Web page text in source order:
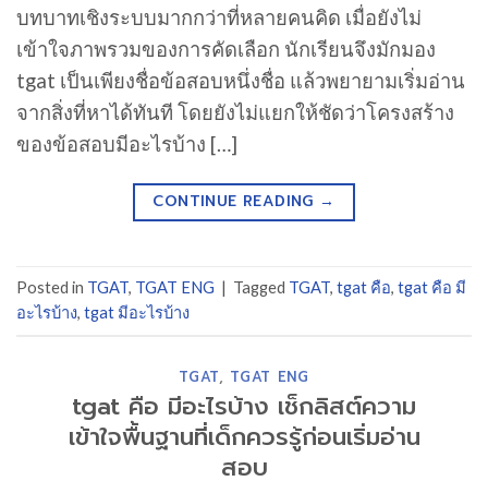
บทบาทเชิงระบบมากกว่าที่หลายคนคิด เมื่อยังไม่
เข้าใจภาพรวมของการคัดเลือก นักเรียนจึงมักมอง
tgat เป็นเพียงชื่อข้อสอบหนึ่งชื่อ แล้วพยายามเริ่มอ่าน
จากสิ่งที่หาได้ทันที โดยยังไม่แยกให้ชัดว่าโครงสร้าง
ของข้อสอบมีอะไรบ้าง […]
CONTINUE READING →
Posted in TGAT, TGAT ENG | Tagged TGAT, tgat คือ, tgat คือ มี
อะไรบ้าง, tgat มีอะไรบ้าง
TGAT, TGAT ENG
tgat คือ มีอะไรบ้าง เช็กลิสต์ความ
เข้าใจพื้นฐานที่เด็กควรรู้ก่อนเริ่มอ่าน
สอบ